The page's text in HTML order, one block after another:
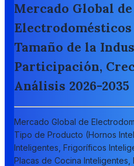
Mercado Global de
Tamaño de la
Participación,
Análisis 2026-2035
Mercado Global de
Tipo de Producto (Hornos
Inteligentes, Frigoríficos
Placas de Cocina Inteligentes,